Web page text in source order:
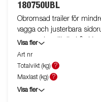
180750UBL
Obromsad trailer för
vagga och justerbara
anpassning till din båt.
hållbarhet. Elen är helt
hjullager förlänger
avtagbar ljusramp med
Visa fler
Art nr
Totalvikt (kg)
?
Maxlast (kg)
?
Visa fler